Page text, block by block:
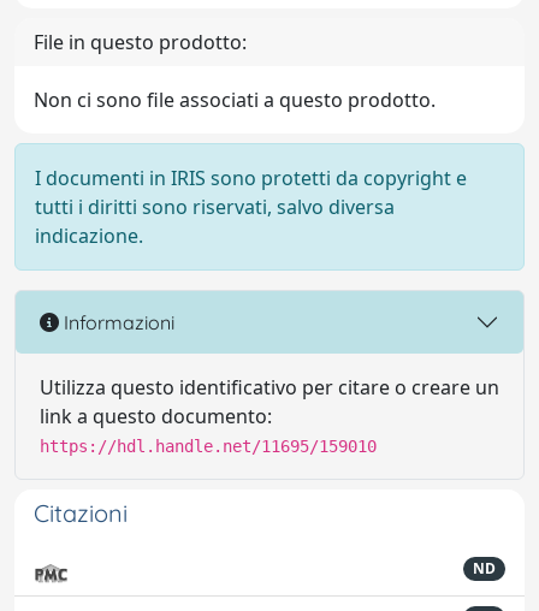
File in questo prodotto:
Non ci sono file associati a questo prodotto.
I documenti in IRIS sono protetti da copyright e
tutti i diritti sono riservati, salvo diversa
indicazione.
Informazioni
Utilizza questo identificativo per citare o creare un
link a questo documento:
https://hdl.handle.net/11695/159010
Citazioni
ND